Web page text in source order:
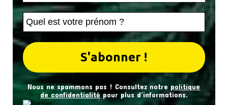
Nous ne spammons pas ! Consultez notre politique
de confidentialitépour plus d’informations.